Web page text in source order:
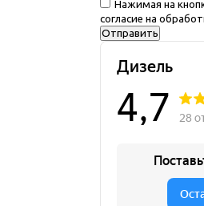
Нажимая на
согласие на
Отправить